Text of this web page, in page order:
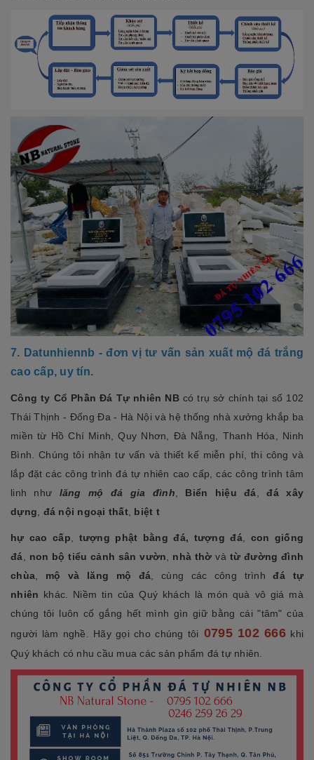
7. Datunhiennb - đơn vị tư vấn sản xuất mộ đá trắng
cao cấp, uy tín.
Công ty Cổ Phần Đá Tự nhiên NBcó trụ sở chính tại số 102
Thái Thịnh - Đống Đa - Hà Nội và hệ thống nhà xưởng khắp ba
miền từ Hồ Chí Minh, Quy Nhơn, Đà Nẵng, Thanh Hóa, Ninh
Bình. Chúng tôi nhận tư vấn và thiết kế miễn phí, thi công và
lắp đặt các công trình đá tự nhiên cao cấp, các công trình tâm
linh như lăng mộ đá gia đình, Biển hiệu đá,đá xây
dựng, đá nội ngoại thất, biệt t
hự cao cấp, tượng phật bằng đá, tượng đá, con giống
đá, non bộ tiểu cảnh sân vườn, nhà thờ và từ đườngđình
chùa, mộ và lăng mộ đá, cùng các công trìnhđá tự
nhiên khác. Niềm tin của Quý khách là món quà vô giá mà
chúng tôi luôn cố gắng hết mình gìn giữ bằng cái "tâm" của
người làm nghề. Hãy gọi cho chúng tôi 0795 102 666khi
Quý khách có nhu cầu mua các sản phẩm đá tự nhiên.